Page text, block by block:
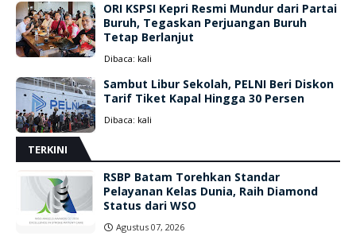
ORI KSPSI Kepri Resmi Mundur dari Partai
Buruh, Tegaskan Perjuangan Buruh
Tetap Berlanjut
Dibaca: kali
Sambut Libur Sekolah, PELNI Beri Diskon
Tarif Tiket Kapal Hingga 30 Persen
Dibaca: kali
TERKINI
RSBP Batam Torehkan Standar
Pelayanan Kelas Dunia, Raih Diamond
Status dari WSO
Agustus 07, 2026